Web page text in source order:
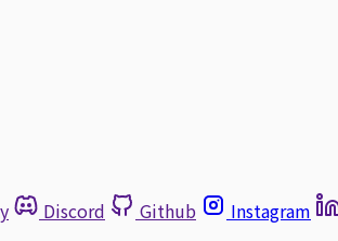
Discord Github Instagram